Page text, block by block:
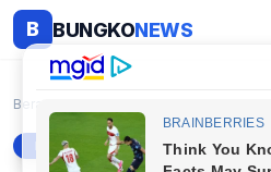
B BUNGKONEWS
Beranda
BERITA